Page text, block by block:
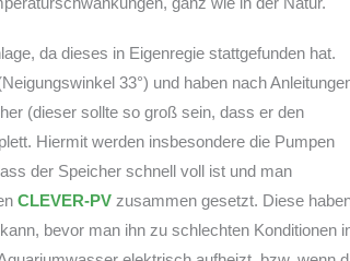
da dieses in Eigenregie stattgefunden hat.
33°) und haben nach
(dieser sollte so groß sein, dass er den
Hiermit werden insbesondere die Pumpen
der Speicher schnell voll ist und man
CLEVER-PV zusammen gesetzt. Diese
bevor man ihn zu schlechten Konditionen